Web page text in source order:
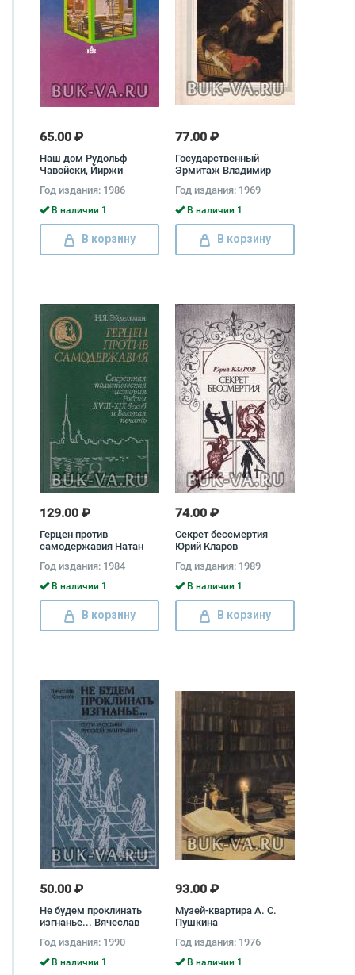
65.00 ₽
Наш дом Рудольф
Чавойски, Йиржи
Год издания: 1986
В наличии 1
В корзину
77.00 ₽
Государственный
Эрмитаж Владимир
Год издания: 1969
В наличии 1
В корзину
129.00 ₽
Герцен против
самодержавия Натан
Год издания: 1984
В наличии 1
В корзину
74.00 ₽
Секрет бессмертия
Юрий Кларов
Год издания: 1989
В наличии 1
В корзину
50.00 ₽
Не будем проклинать
изгнанье... Вячеслав
Год издания: 1990
В наличии 1
93.00 ₽
Музей-квартира А. С.
Пушкина
Год издания: 1976
В наличии 1